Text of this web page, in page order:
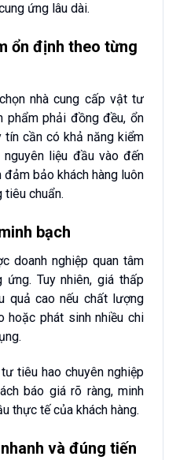
ứng lâu dài.
ổn định theo từng
nhà cung cấp vật tư
phẩm phải đồng đều, ổn
tín cần có khả năng kiểm
liệu đầu vào đến
đảm bảo khách hàng luôn
chuẩn.
bạch
doanh nghiệp quan tâm
Tuy nhiên, giá thấp
quả cao nếu chất lượng
hoặc phát sinh nhiều chi
tiêu hao chuyên nghiệp
báo giá rõ ràng, minh
thực tế của khách hàng.
và đúng tiến